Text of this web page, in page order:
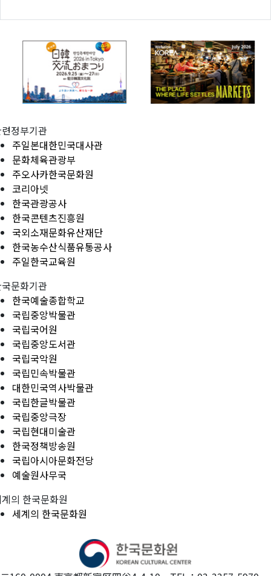
정부기관
주일본대한민국대사관
문화체육관광부
주오사카한국문화원
코리아넷
한국관광공사
한국콘텐츠진흥원
국외소재문화유산재단
한국농수산식품유통공사
주일한국교육원
문화기관
한국예술종합학교
국립중앙박물관
국립국어원
국립중앙도서관
국립국악원
국립민속박물관
대한민국역사박물관
국립한글박물관
국립중앙극장
국립현대미술관
한국정책방송원
국립아시아문화전당
예술원사무국
의 한국문화원
세계의 한국문화원